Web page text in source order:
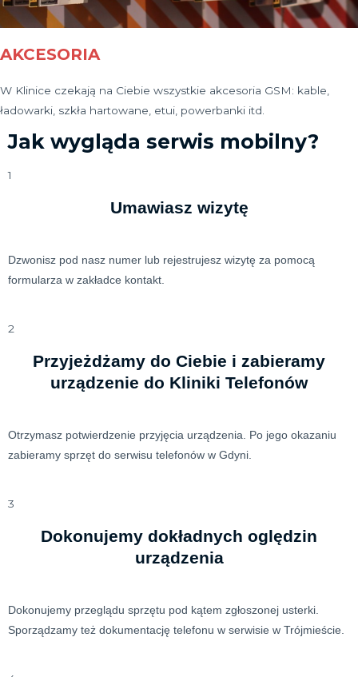
AKCESORIA
W Klinice czekają na Ciebie wszystkie akcesoria GSM: kable,
ładowarki, szkła hartowane, etui, powerbanki itd.
Jak wygląda serwis mobilny?
1
Umawiasz wizytę
Dzwonisz pod nasz numer lub rejestrujesz wizytę za pomocą
formularza w zakładce kontakt.
2
Przyjeżdżamy do Ciebie i zabieramy
urządzenie do Kliniki Telefonów
Otrzymasz potwierdzenie przyjęcia urządzenia. Po jego okazaniu
zabieramy sprzęt do serwisu telefonów w Gdyni.
3
Dokonujemy dokładnych oględzin
urządzenia
Dokonujemy przeglądu sprzętu pod kątem zgłoszonej usterki.
Sporządzamy też dokumentację telefonu w serwisie w Trójmieście.